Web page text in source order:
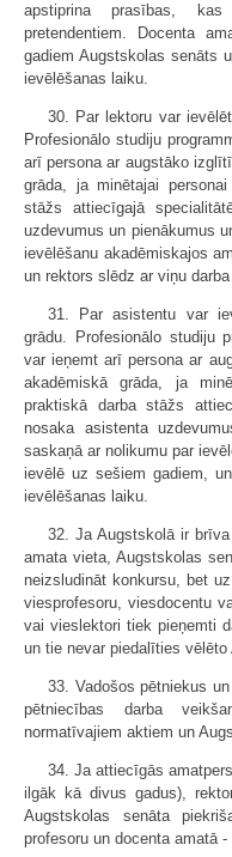
apstiprina prasības,
pretendentiem. Docenta
gadiem Augstskolas senāts
ievēlēšanas laiku.
30. Par lektoru var
Profesionālo studiju
arī persona ar augstāko
grāda, ja minētajai
stāžs attiecīgajā
uzdevumus un pienākumus
ievēlēšanu akadēmiskajos
un rektors slēdz ar viņu
31. Par asistentu var
grādu. Profesionālo studiju
var ieņemt arī persona ar
akadēmiskā grāda, ja
praktiskā darba stāžs
nosaka asistenta
saskaņā ar nolikumu par
ievēlē uz sešiem gadiem,
ievēlēšanas laiku.
32. Ja Augstskolā ir
amata vieta, Augstskolas
neizsludināt konkursu, bet
viesprofesoru, viesdocentu
vai vieslektori tiek pieņemti
un tie nevar piedalīties
33. Vadošos pētniekus
pētniecības darba
normatīvajiem aktiem un
34. Ja attiecīgās
ilgāk kā divus gadus),
Augstskolas senāta
profesoru un docenta amatā